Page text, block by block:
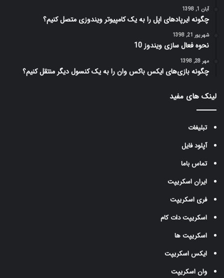
آبان 1, 1398
چگونه ایرپادهای اپل را به یک کامپیوتر ویندوزی متصل کنیم؟
شهریور 21, 1398
نحوه فعال سازی ویندوز 10
مهر 28, 1398
چگونه بازی‌های ایکس باکس وان را به یک کنسول دیگر منتقل کنیم؟
لینک های مفید
تبلیغات
آپلود فایل
تماس باما
ایران اسکریپت
فری اسکریپت
اسکریپت دات کام
اسکریپت ها
ایکس اسکریپت
وان اسکریپت